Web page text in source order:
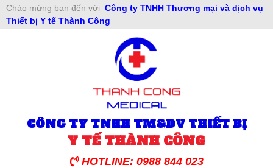
Chào mừng bạn đến với Công ty TNHH Thương mại và dịch vụ
Thiết bị Y tế Thành Công
CÔNG TY TNHH TM&DV THIẾT BỊ
Y TẾ THÀNH CÔNG
HOTLINE: 0988 844 023